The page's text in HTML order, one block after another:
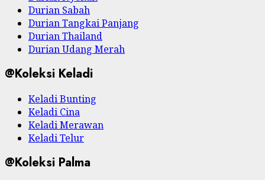
Durian Sabah
Durian Tangkai Panjang
Durian Thailand
Durian Udang Merah
@Koleksi Keladi
Keladi Bunting
Keladi Cina
Keladi Merawan
Keladi Telur
@Koleksi Palma